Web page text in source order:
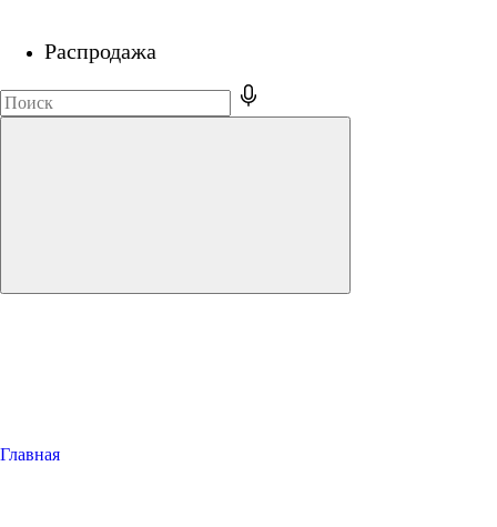
Распродажа
Главная